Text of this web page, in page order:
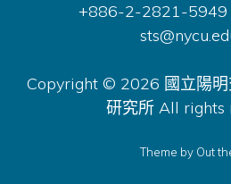
+886-2-2821-5949
Copyright © 2026 國立陽明
研究所 All rights
Theme by Out